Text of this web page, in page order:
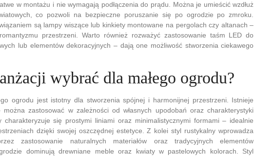
w montażu i nie wymagają podłączenia do prądu. Można je umieścić wzdłuż
co pozwoli na bezpieczne poruszanie się po ogrodzie po zmroku.
są lampy wiszące lub kinkiety montowane na pergolach czy altanach –
przestrzeni. Warto również rozważyć zastosowanie taśm LED do
lub elementów dekoracyjnych – dają one możliwość stworzenia ciekawego
wybrać dla małego ogrodu?
ogrodu jest istotny dla stworzenia spójnej i harmonijnej przestrzeni. Istnieje
zastosować w zależności od własnych upodobań oraz charakterystyki
charakteryzuje się prostymi liniami oraz minimalistycznymi formami – idealnie
dzięki swojej oszczędnej estetyce. Z kolei styl rustykalny wprowadza
zastosowanie naturalnych materiałów oraz tradycyjnych elementów
dominują drewniane meble oraz kwiaty w pastelowych kolorach. Styl